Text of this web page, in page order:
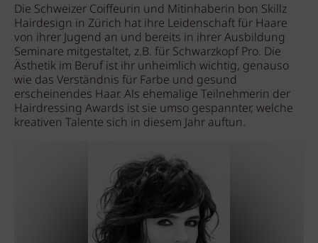
Die Schweizer Coiffeurin und Mitinhaberin bon Skillz
Hairdesign in Zürich hat ihre Leidenschaft für Haare
von ihrer Jugend an und bereits in ihrer Ausbildung
Seminare mitgestaltet, z.B. für Schwarzkopf Pro. Die
Ästhetik im Beruf ist ihr unheimlich wichtig, genauso
wie das Verständnis für Farbe und gesund
erscheinendes Haar. Als ehemalige Teilnehmerin der
Hairdressing Awards ist sie umso gespannter, welche
kreativen Talente sich in diesem Jahr auftun.